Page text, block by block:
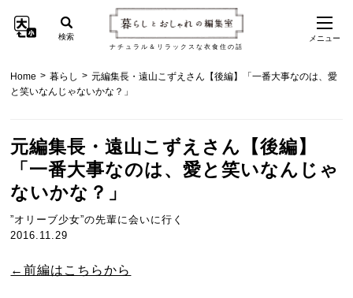
ナチュラル＆リラックスな衣食住の話
検索 メニュー
Home > 暮らし > 元編集長・遠山こずえさん【後編】「一番大事なのは、愛
と笑いなんじゃないかな？」
元編集長・遠山こずえさん【後編】
「一番大事なのは、愛と笑いなんじゃ
ないかな？」
”オリーブ少女”の先輩に会いに行く
2016.11.29
←前編はこちらから